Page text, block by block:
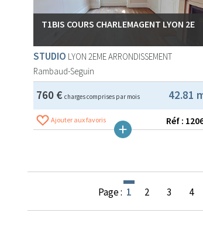
T1BIS COURS CHARLEMAGENT LYON 2E
STUDIO LYON 2EME ARRONDISSEMENT
Rambaud-Seguin
42.81
760 € charges comprises par mois
Ajouter aux favoris Réf :
Page : 1 2 3 4